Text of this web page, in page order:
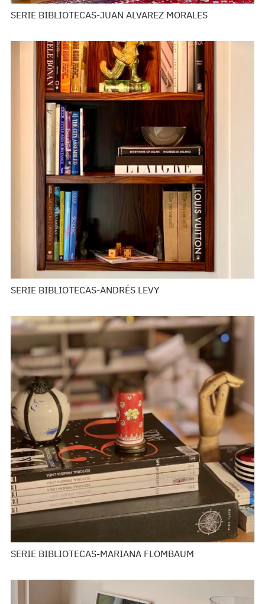
SERIE BIBLIOTECAS-JUAN ALVAREZ MORALES
SERIE BIBLIOTECAS-ANDRÉS LEVY
SERIE BIBLIOTECAS-MARIANA FLOMBAUM